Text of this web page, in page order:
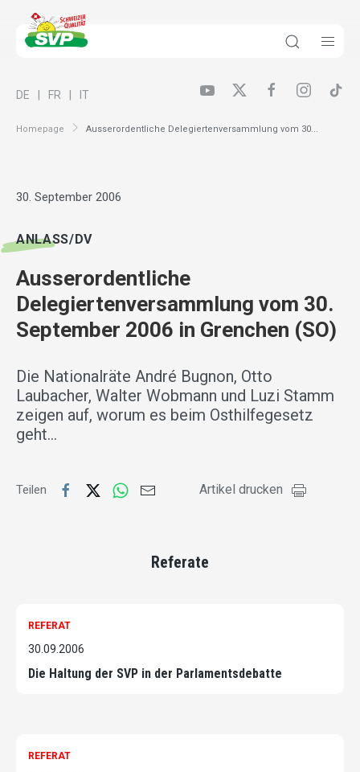
Homepage Ausserordentliche Delegiertenversammlung vom 30...
DE FR IT
30. September 2006
ANLASS/DV
Ausserordentliche
Delegiertenversammlung vom 30.
September 2006 in Grenchen (SO)
Die Nationalräte André Bugnon, Otto
Laubacher, Walter Wobmann und Luzi Stamm
zeigen auf, worum es beim Osthilfegesetz
geht…
Teilen Artikel drucken
Referate
REFERAT
30.09.2006
Die Haltung der SVP in der Parlamentsdebatte
REFERAT